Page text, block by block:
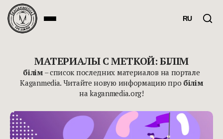
RU
МАТЕРИАЛЫ С МЕТКОЙ: БІЛІМ
білім– список последних материалов на портале
Kaganmedia. Читайте новую информацию про білім
на kaganmedia.org!